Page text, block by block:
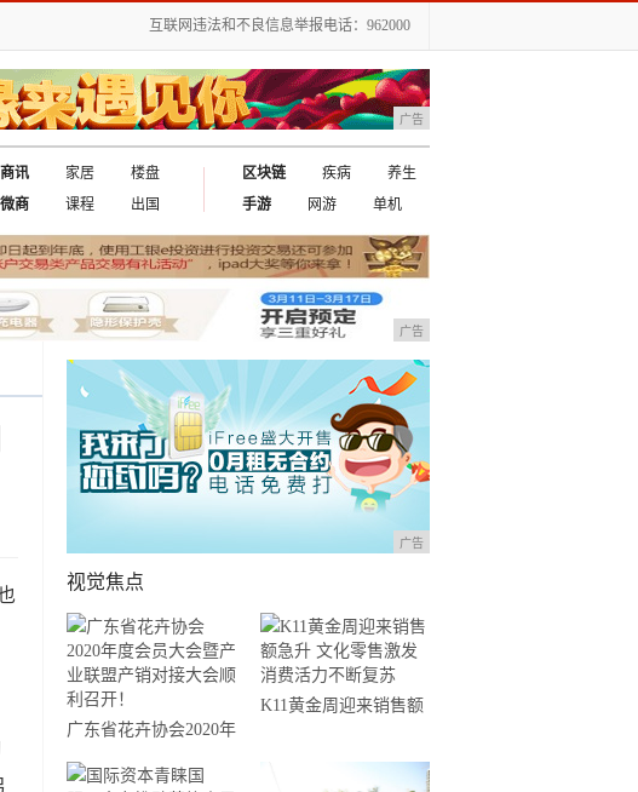
互联网违法和不良信息举报电话：962000
广告
商讯 家居
楼盘
微商
课程 出国
区块链 疾病
养生
手游
网游 单机
广告
广告
视觉焦点
广东省花卉协会2020年
度会员大会暨产业联盟
K11黄金周迎来销售额